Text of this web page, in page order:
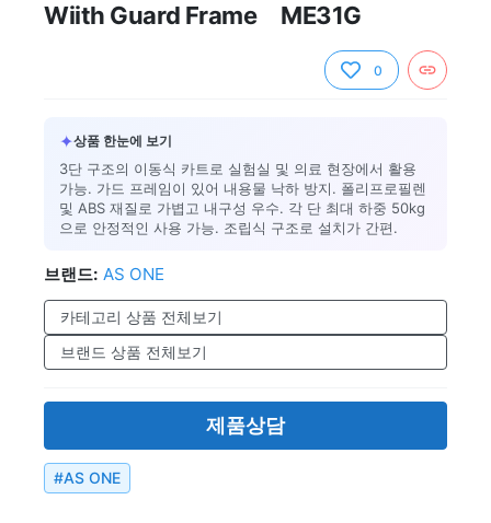
Wiith Guard Frame ME31G
0
✦상품 한눈에 보기
3단 구조의 이동식 카트로 실험실 및 의료 현장에서 활용
가능. 가드 프레임이 있어 내용물 낙하 방지. 폴리프로필렌
및 ABS 재질로 가볍고 내구성 우수. 각 단 최대 하중 50kg
으로 안정적인 사용 가능. 조립식 구조로 설치가 간편.
브랜드: AS ONE
카테고리 상품 전체보기
브랜드 상품 전체보기
제품상담
#AS ONE